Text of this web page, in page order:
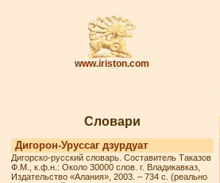
www.iriston.com
Словари
Дигорон-Уруссаг дзурдуат
Дигорско-русский словарь. Составитель Таказов
Ф.М., к.ф.н.: Около 30000 слов. г. Владикавказ,
Издательство «Алания», 2003. – 734 с. (реально